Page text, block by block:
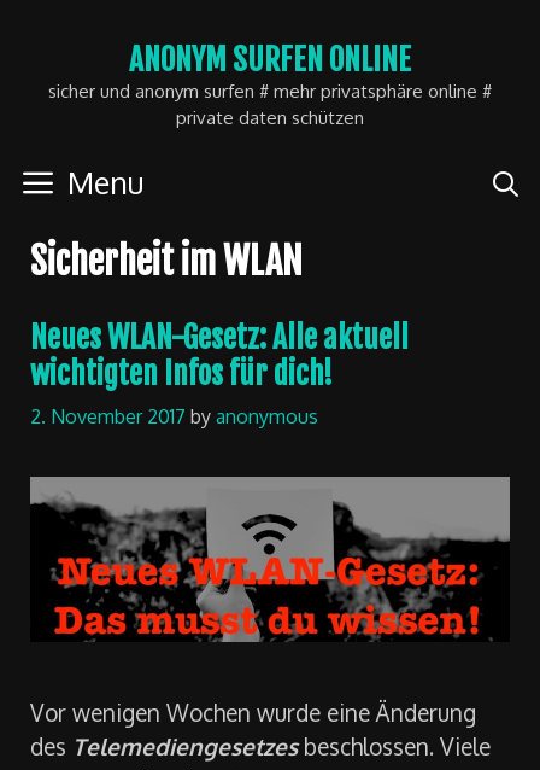
content
ANONYM SURFEN ONLINE
sicher und anonym surfen # mehr privatsphäre online #
private daten schützen
Menu
Sicherheit im WLAN
Neues WLAN-Gesetz: Alle aktuell
wichtigten Infos für dich!
2. November 2017 byanonymous
Vor wenigen Wochen wurde eine Änderung
des Telemediengesetzesbeschlossen. Viele